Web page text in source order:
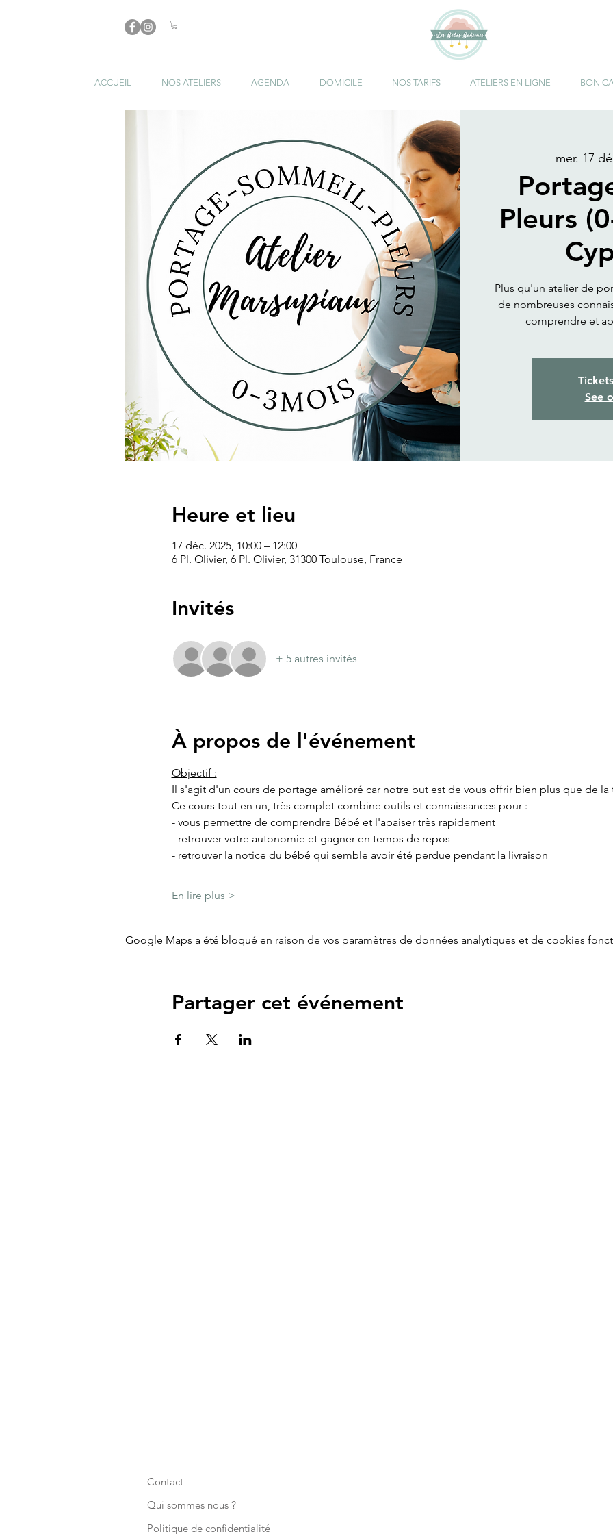
ACCUEIL NOS ATELIERS AGENDA DOMICILE NOS TARIFS ATELIERS EN LIGNE BON
mer. 17
Pleurs
Plus qu'un atelier de
de nombreuses
comprendre et
See
Heure et lieu
17 déc. 2025, 10:00 – 12:00
6 Pl. Olivier, 6 Pl. Olivier, 31300 Toulouse, France
Invités
+ 5 autres invités
À propos de l'événement
Objectif :
Il s'agit d'un cours de portage amélioré car notre but est de vous offrir bien plus que de la
Ce cours tout en un, très complet combine outils et connaissances pour :
- vous permettre de comprendre Bébé et l'apaiser très rapidement
- retrouver votre autonomie et gagner en temps de repos
- retrouver la notice du bébé qui semble avoir été perdue pendant la livraison
En lire plus >
Google Maps a été bloqué en raison de vos paramètres de données analytiques et de cookies
Partager cet événement
Contact
Qui sommes nous ?
Politique de confidentialité